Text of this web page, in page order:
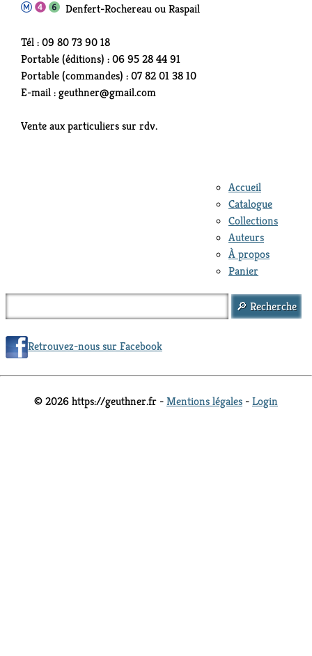
Denfert-Rochereau ou Raspail
Tél : 09 80 73 90 18
Portable (éditions) : 06 95 28 44 91
Portable (commandes) : 07 82 01 38 10
E-mail : geuthner@gmail.com
Vente aux particuliers sur rdv.
Accueil
Catalogue
Collections
Auteurs
À propos
Panier
Retrouvez-nous sur Facebook
© 2026 https://geuthner.fr -Mentions légales -Login